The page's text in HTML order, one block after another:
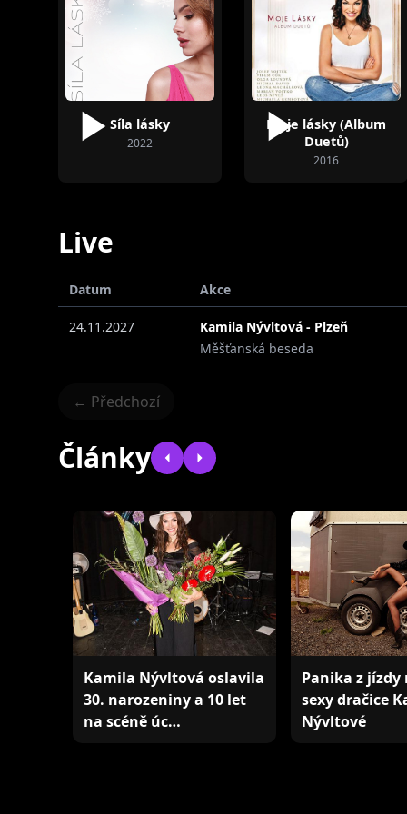
Síla lásky
2022
Moje lásky (Album
Duetů)
2016
Live
Datum Akce
24.11.2027
Kamila Nývltová - Plzeň
Měšťanská beseda
← Předchozí
Články
Kamila Nývltová oslavila
30. narozeniny a 10 let
na scéně úc…
Panika z jízdy
sexy dračice
Nývltové